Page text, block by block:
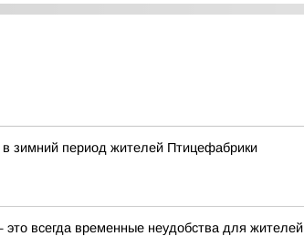
зимний период жителей Птицефабрики
всегда временные неудобства для жителей